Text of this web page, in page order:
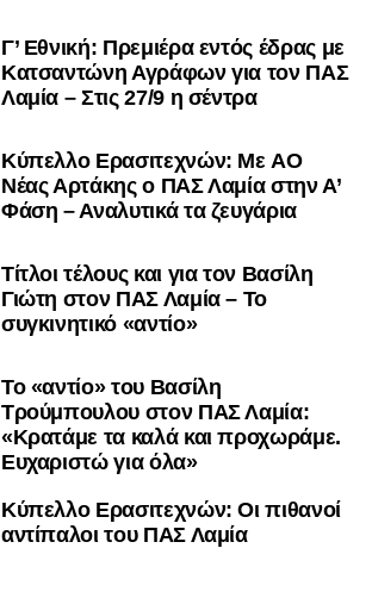
Γ’ Εθνική: Πρεμιέρα εντός έδρας με
Κατσαντώνη Αγράφων για τον ΠΑΣ
Λαμία – Στις 27/9 η σέντρα
Kύπελλο Ερασιτεχνών: Με AO
Nέας Αρτάκης ο ΠΑΣ Λαμία στην Α’
Φάση – Αναλυτικά τα ζευγάρια
Τίτλοι τέλους και για τον Βασίλη
Γιώτη στον ΠΑΣ Λαμία – Το
συγκινητικό «αντίο»
Το «αντίο» του Βασίλη
Τρούμπουλου στον ΠΑΣ Λαμία:
«Κρατάμε τα καλά και προχωράμε.
Ευχαριστώ για όλα»
Κύπελλο Ερασιτεχνών: Οι πιθανοί
αντίπαλοι του ΠΑΣ Λαμία